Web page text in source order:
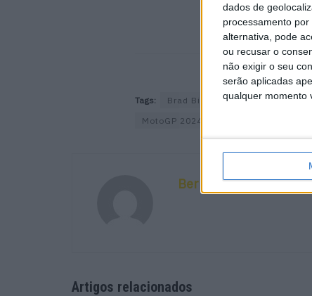
dados de
processamento
alternativa, pode
ou recusar o
não exigir o seu
serão aplicadas
qualquer momento
9 AGOSTO, 2026
Tags: Brad Binder Enea Bastianini
MotoGP 2024
Bernardo Figueiredo
Artigos relacionados